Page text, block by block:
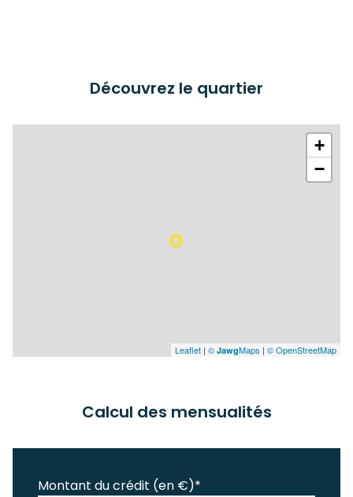
Découvrez le quartier
+
−
Leaflet | © JawgMaps | © OpenStreetMap
Calcul des mensualités
Montant du crédit (en €)*